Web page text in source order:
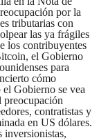
por la
tributarias con
las ya frágiles
los contribuyentes
el Gobierno
para
cómo
Gobierno se vea
preocupación
contratistas y
en US dólares.
inversionistas,